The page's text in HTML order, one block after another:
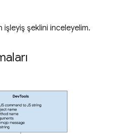
işleyiş şeklini inceleyelim.